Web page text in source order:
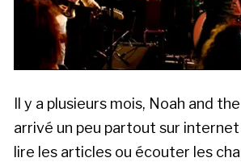
Il y a plusieurs mois, Noah and
arrivé un peu partout sur
lire les articles ou écouter les